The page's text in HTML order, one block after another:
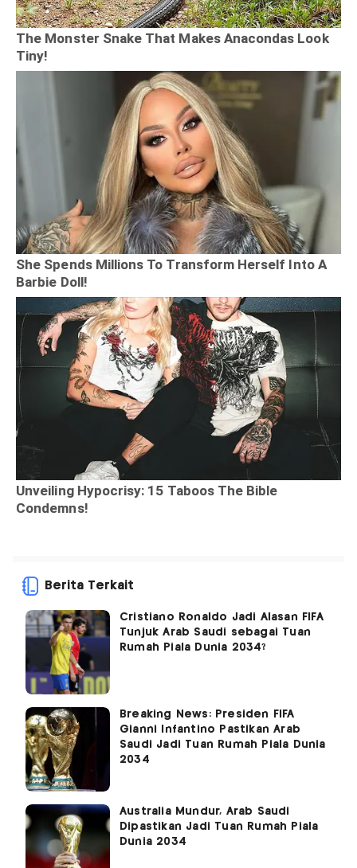
Berita Terkait
Cristiano Ronaldo Jadi Alasan FIFA
Tunjuk Arab Saudi sebagai Tuan
Rumah Piala Dunia 2034?
Breaking News: Presiden FIFA
Gianni Infantino Pastikan Arab
Saudi Jadi Tuan Rumah Piala Dunia
2034
Australia Mundur, Arab Saudi
Dipastikan Jadi Tuan Rumah Piala
Dunia 2034